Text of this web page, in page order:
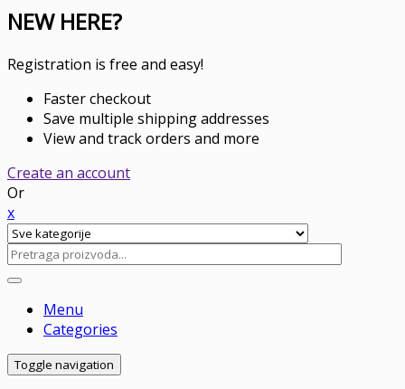
NEW HERE?
Registration is free and easy!
Faster checkout
Save multiple shipping addresses
View and track orders and more
Create an account
Or
x
Menu
Categories
Toggle navigation